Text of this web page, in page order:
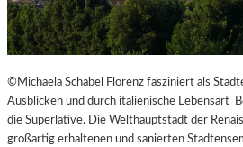
©Michaela Schabel Florenz fasziniert als
Ausblicken und durch italienische Lebensart
die Superlative. Die Welthauptstadt der
großartig erhaltenen und sanierten